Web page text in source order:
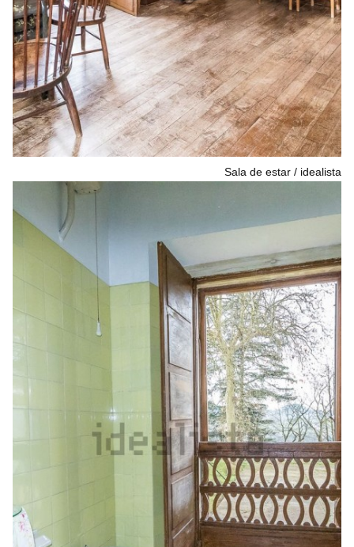
Sala de estar idealista